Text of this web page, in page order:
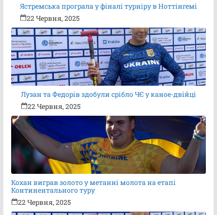
Ястремська програла у фіналі турніру в Ноттінгемі
22 Червня, 2025
Лузан та Федорів здобули срібло ЧЄ у каное-двійці
22 Червня, 2025
Кохан виграв золото у метанні молота на етапі
Континентального туру
22 Червня, 2025